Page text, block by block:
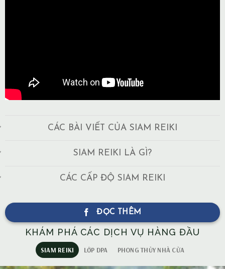
CÁC BÀI VIẾT CỦA SIAM REIKI
SIAM REIKI LÀ GÌ?
CÁC CẤP ĐỘ SIAM REIKI
ĐỌC THÊM
KHÁM PHÁ CÁC DỊCH VỤ HÀNG ĐẦU
SIAM REIKI LỚP DPA PHONG THỦY NHÀ CỬA